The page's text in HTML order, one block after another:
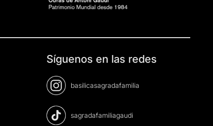
Síguenos en las redes
basilicasagradafamilia
sagradafamiliagaudi